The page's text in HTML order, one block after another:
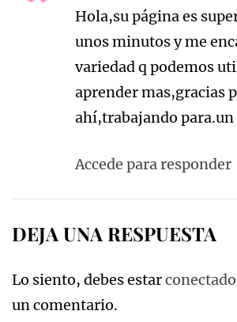
Hola,su página es
unos minutos y me
variedad q podemos
aprender mas,gracias
ahí,trabajando para.un
Accede para responder
DEJA UNA RESPUESTA
Lo siento, debes estarconectado
un comentario.